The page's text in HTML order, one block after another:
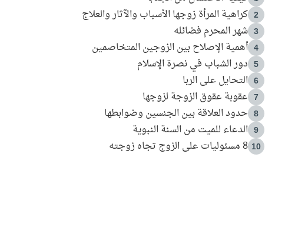
2 كراهية المرأة زوجها الأسباب والآثار والعلاج
3 شهر المحرم فضائله
4 أهمية الإصلاح بين الزوجين المتخاصمين
5 دور الشباب في نصرة الإسلام
6 التحايل على الربا
7 عقوبة عقوق الزوجة لزوجها
8 حدود العلاقة بين الجنسين وضوابطها
9 الدعاء للميت من السنة النبوية
10 8 مسئوليات على الزوج تجاه زوجته